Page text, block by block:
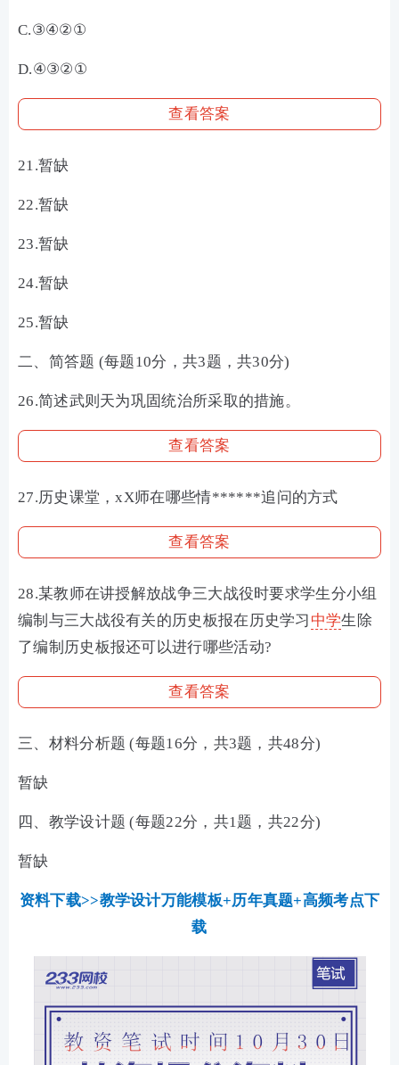
C.③④②①
D.④③②①
查看答案
21.暂缺
22.暂缺
23.暂缺
24.暂缺
25.暂缺
二、简答题 (每题10分，共3题，共30分)
26.简述武则天为巩固统治所采取的措施。
查看答案
27.历史课堂，xX师在哪些情******追问的方式
查看答案
28.某教师在讲授解放战争三大战役时要求学生分小组
编制与三大战役有关的历史板报在历史学习 中学生除
了编制历史板报还可以进行哪些活动?
查看答案
三、材料分析题 (每题16分，共3题，共48分)
暂缺
四、教学设计题 (每题22分，共1题，共22分)
暂缺
资料下载>>教学设计万能模板+历年真题+高频考点下
载